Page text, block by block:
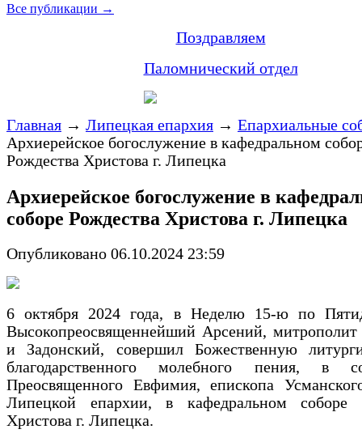
Все публикации →
Поздравляем
Паломнический отдел
Главная → Липецкая епархия → Епархиальные
Архиерейское богослужение в кафедральном
Рождества Христова г. Липецка
Архиерейское богослужение в
соборе Рождества Христова г. Липецка
Опубликовано 06.10.2024 23:59
6 октября 2024 года, в Неделю 15-ю по
Высокопреосвященнейший Арсений,
и Задонский, совершил Божественную
благодарственного молебного пения, в
Преосвященного Евфимия, епископа
Липецкой епархии, в кафедральном соборе
Христова г. Липецка.